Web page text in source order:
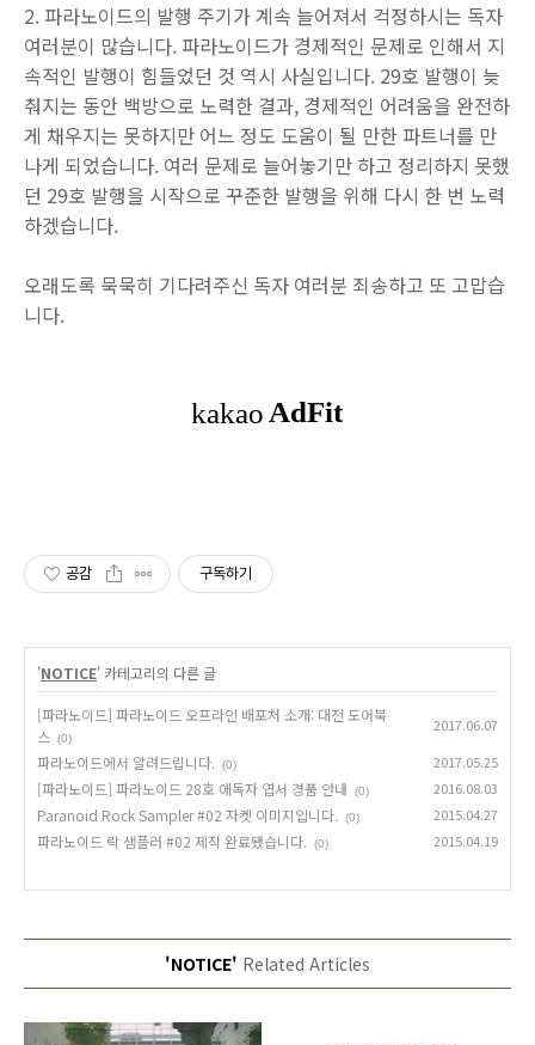
2. 파라노이드의 발행 주기가 계속 늘어져서 걱정하시는 독자
여러분이 많습니다. 파라노이드가 경제적인 문제로 인해서 지
속적인 발행이 힘들었던 것 역시 사실입니다. 29호 발행이 늦
춰지는 동안 백방으로 노력한 결과, 경제적인 어려움을 완전하
게 채우지는 못하지만 어느 정도 도움이 될 만한 파트너를 만
나게 되었습니다. 여러 문제로 늘어놓기만 하고 정리하지 못했
던 29호 발행을 시작으로 꾸준한 발행을 위해 다시 한 번 노력
하겠습니다.
오래도록 묵묵히 기다려주신 독자 여러분 죄송하고 또 고맙습
니다.
공감 구독하기
'NOTICE' 카테고리의 다른 글
[파라노이드] 파라노이드 오프라인 배포처 소개: 대전 도어북
스
(0)
2017.06.07
파라노이드에서 알려드립니다. (0) 2017.05.25
[파라노이드] 파라노이드 28호 애독자 엽서 경품 안내 (0) 2016.08.03
Paranoid Rock Sampler #02 자켓 이미지입니다. (0) 2015.04.27
파라노이드 락 샘플러 #02 제작 완료됐습니다. (0) 2015.04.19
'NOTICE' Related Articles